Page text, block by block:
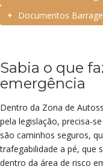
+ Documentos
Sabia o que
emergência
Dentro da Zona de
pela legislação, precisa-
são caminhos seguros,
trafegabilidade a pé, que
dentro da área de risco